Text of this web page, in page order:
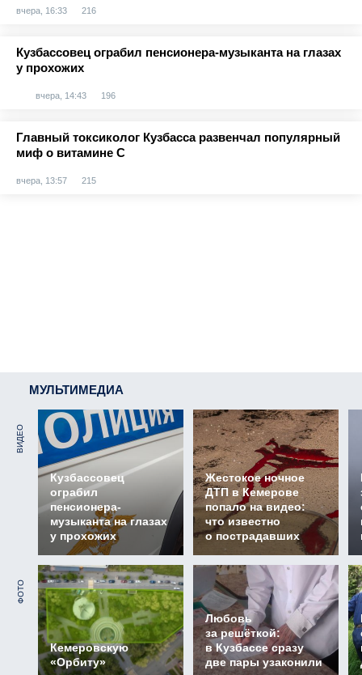
вчера, 16:33 216
Кузбассовец ограбил пенсионера-музыканта на глазах
у прохожих
вчера, 14:43 196
Главный токсиколог Кузбасса развенчал популярный
миф о витамине С
вчера, 13:57 215
МУЛЬТИМЕДИА
ВИДЕО
Кузбассовец
ограбил
пенсионера-
музыканта на глазах
у прохожих
Жестокое ночное
ДТП в Кемерове
попало на видео:
что известно
о пострадавших
ФОТО
Кемеровскую
«Орбиту»
Любовь
за решёткой:
в Кузбассе сразу
две пары узаконили